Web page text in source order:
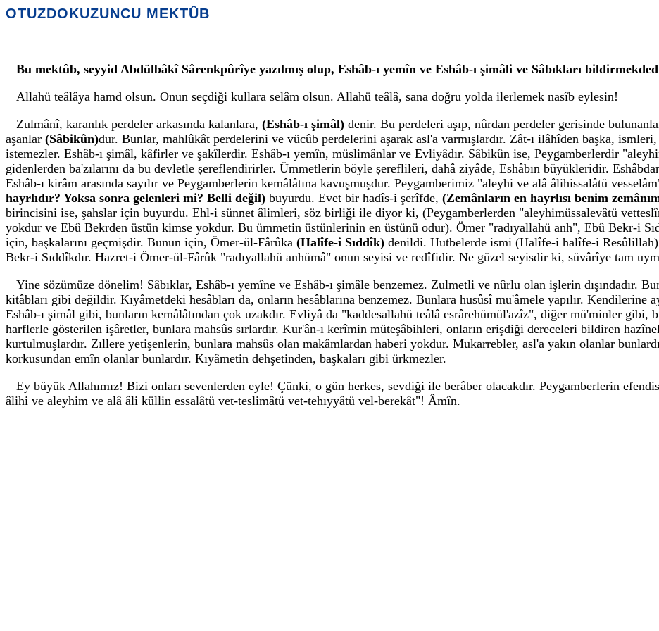
OTUZDOKUZUNCU MEKTÛB
Bu mektûb, seyyid Abdülbâkî Sârenkpûrîye yazılmış olup, Eshâb-ı yemîn ve Eshâb-ı şimâli ve Sâbıkları
Allahü teâlâya hamd olsun. Onun seçdiği kullara selâm olsun. Allahü teâlâ, sana doğru yolda ilerlemek nasîb eylesin!
Zulmânî, karanlık perdeler arkasında kalanlara, (Eshâb-ı şimâl) denir. Bu perdeleri aşıp, nûrdan perdeler gerisinde
aşanlar (Sâbikûn)dur. Bunlar, mahlûkât perdelerini ve vücûb perdelerini aşarak asl'a varmışlardır. Zât-ı ilâhîden başka,
istemezler. Eshâb-ı şimâl, kâfirler ve şakîlerdir. Eshâb-ı yemîn, müslimânlar ve Evliyâdır. Sâbikûn ise, Peygamberlerdir
gidenlerden ba'zılarını da bu devletle şereflendirirler. Ümmetlerin böyle şereflileri, dahâ ziyâde, Eshâbın büyükleridir.
Eshâb-ı kirâm arasında sayılır ve Peygamberlerin kemâlâtına kavuşmuşdur. Peygamberimiz "aleyhi ve alâ âlihissalâtü
hayrlıdır? Yoksa sonra gelenleri mi? Belli değil) buyurdu. Evet bir hadîs-i şerîfde, (Zemânların en hayrlısı benim
birincisini ise, şahslar için buyurdu. Ehl-i sünnet âlimleri, söz birliği ile diyor ki, (Peygamberlerden "aleyhimüssalevâtü
yokdur ve Ebû Bekrden üstün kimse yokdur. Bu ümmetin üstünlerinin en üstünü odur). Ömer "radıyallahü anh", Ebû Bekr-i
için, başkalarını geçmişdir. Bunun için, Ömer-ül-Fârûka (Halîfe-i Sıddîk) denildi. Hutbelerde ismi (Halîfe-i halîfe-i
Bekr-i Sıddîkdır. Hazret-i Ömer-ül-Fârûk "radıyallahü anhümâ" onun seyisi ve redîfidir. Ne güzel seyisdir ki, süvârîye tam
Yine sözümüze dönelim! Sâbıklar, Eshâb-ı yemîne ve Eshâb-ı şimâle benzemez. Zulmetli ve nûrlu olan işlerin dışındadır.
kitâbları gibi değildir. Kıyâmetdeki hesâbları da, onların hesâblarına benzemez. Bunlara husûsî mu'âmele yapılır.
Eshâb-ı şimâl gibi, bunların kemâlâtından çok uzakdır. Evliyâ da "kaddesallahü teâlâ esrârehümül'azîz", diğer mü'minler gibi,
harflerle gösterilen işâretler, bunlara mahsûs sırlardır. Kur'ân-ı kerîmin müteşâbihleri, onların erişdiği dereceleri bildiren
kurtulmuşlardır. Zıllere yetişenlerin, bunlara mahsûs olan makâmlardan haberi yokdur. Mukarrebler, asl'a yakın olanlar
korkusundan emîn olanlar bunlardır. Kıyâmetin dehşetinden, başkaları gibi ürkmezler.
Ey büyük Allahımız! Bizi onları sevenlerden eyle! Çünki, o gün herkes, sevdiği ile berâber olacakdır. Peygamberlerin
âlihi ve aleyhim ve alâ âli küllin essalâtü vet-teslimâtü vet-tehıyyâtü vel-berekât"! Âmîn.